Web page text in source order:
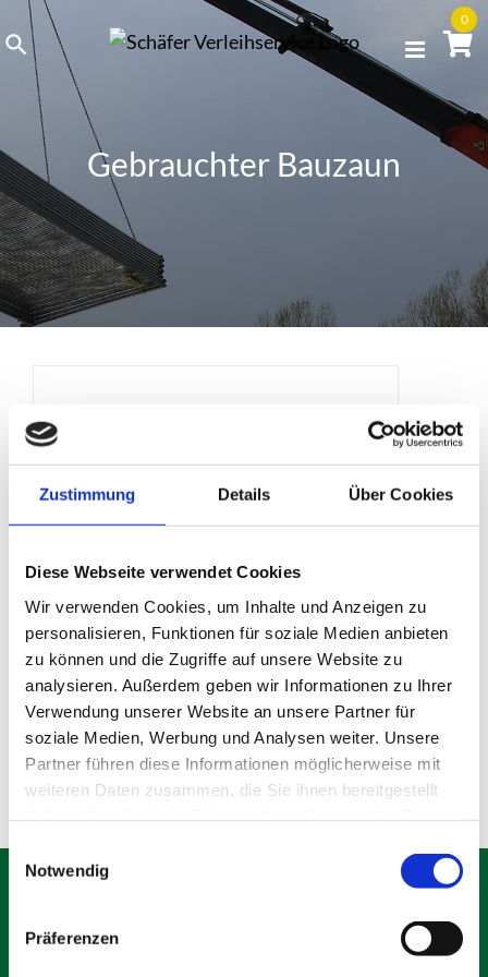
Zustimmung Details Über Cookies
Diese Webseite verwendet Cookies
Wir verwenden Cookies, um Inhalte und Anzeigen zu
personalisieren, Funktionen für soziale Medien anbieten
zu können und die Zugriffe auf unsere Website zu
analysieren. Außerdem geben wir Informationen zu Ihrer
Verwendung unserer Website an unsere Partner für
soziale Medien, Werbung und Analysen weiter. Unsere
Partner führen diese Informationen möglicherweise mit
weiteren Daten zusammen, die Sie ihnen bereitgestellt
Einwilligungsauswahl
Notwendig
Präferenzen
Skip
to
content
Gebrauchter Bauzaun
0
Gebrauchter Bauzaun
Produktdetails